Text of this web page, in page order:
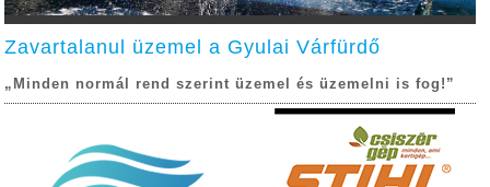
Zavartalanul üzemel a Gyulai Várfürdő
„Minden normál rend szerint üzemel és üzemelni is fog!”